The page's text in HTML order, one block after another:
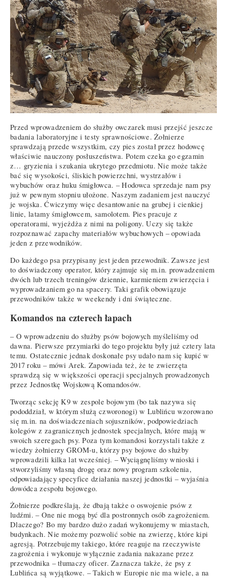
Przed wprowadzeniem do służby owczarek musi przejść jeszcze
badania laboratoryjne i testy sprawnościowe. Żołnierze
sprawdzają przede wszystkim, czy pies został przez hodowcę
właściwie nauczony posłuszeństwa. Potem czeka go egzamin
z… gryzienia i szukania ukrytego przedmiotu. Nie może także
bać się wysokości, śliskich powierzchni, wystrzałów i
wybuchów oraz huku śmigłowca. – Hodowca sprzedaje nam psy
już w pewnym stopniu ułożone. Naszym zadaniem jest nauczyć
je wojska. Ćwiczymy więc desantowanie na grubej i cienkiej
linie, latamy śmigłowcem, samolotem. Pies pracuje z
operatorami, wyjeżdża z nimi na poligony. Uczy się także
rozpoznawać zapachy materiałów wybuchowych – opowiada
jeden z przewodników.
Do każdego psa przypisany jest jeden przewodnik. Zawsze jest
to doświadczony operator, który zajmuje się m.in. prowadzeniem
dwóch lub trzech treningów dziennie, karmieniem zwierzęcia i
wyprowadzaniem go na spacery. Taki grafik obowiązuje
przewodników także w weekendy i dni świąteczne.
Komandos na czterech łapach
– O wprowadzeniu do służby psów bojowych myśleliśmy od
dawna. Pierwsze przymiarki do tego projektu były już cztery lata
temu. Ostatecznie jednak doskonałe psy udało nam się kupić w
2017 roku – mówi Arek. Zapowiada też, że te zwierzęta
sprawdzą się w większości operacji specjalnych prowadzonych
przez Jednostkę Wojskową Komandosów.
Tworząc sekcję K9 w zespole bojowym (bo tak nazywa się
pododdział, w którym służą czworonogi) w Lublińcu wzorowano
się m.in. na doświadczeniach sojuszników, podpowiedziach
kolegów z zagranicznych jednostek specjalnych, które mają w
swoich szeregach psy. Poza tym komandosi korzystali także z
wiedzy żołnierzy GROM-u, którzy psy bojowe do służby
wprowadzili kilka lat wcześniej. – Wyciągnęliśmy wnioski i
stworzyliśmy własną drogę oraz nowy program szkolenia,
odpowiadający specyfice działania naszej jednostki – wyjaśnia
dowódca zespołu bojowego.
Żołnierze podkreślają, że dbają także o oswojenie psów z
ludźmi. – One nie mogą być dla postronnych osób zagrożeniem.
Dlaczego? Bo my bardzo dużo zadań wykonujemy w miastach,
budynkach. Nie możemy pozwolić sobie na zwierzę, które kipi
agresją. Potrzebujemy takiego, które reaguje na rzeczywiste
zagrożenia i wykonuje wyłącznie zadania nakazane przez
przewodnika – tłumaczy oficer. Zaznacza także, że psy z
Lublińca są wyjątkowe. – Takich w Europie nie ma wiele, a na